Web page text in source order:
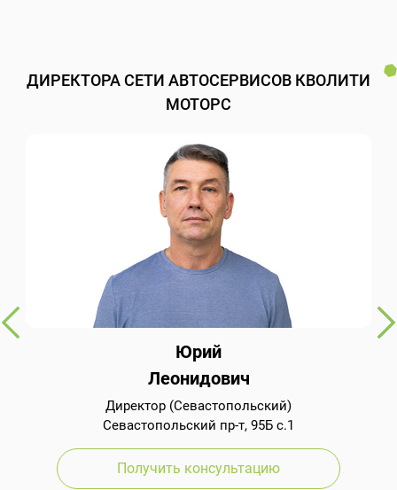
ДИРЕКТОРА СЕТИ АВТОСЕРВИСОВ КВОЛИТИ
МОТОРС
Юрий
Леонидович
Директор (Севастопольский)
Севастопольский пр-т, 95Б с.1
Получить консультацию